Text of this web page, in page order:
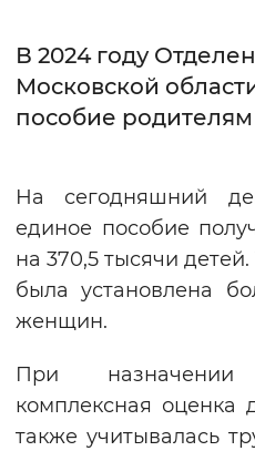
Без засечек
Включены
В 2024 году
Московской
пособие родителям
На сегодняшний
единое пособие
на 370,5 тысячи
была установлена
женщин.
При назначении
комплексная оценка
также учитывалась